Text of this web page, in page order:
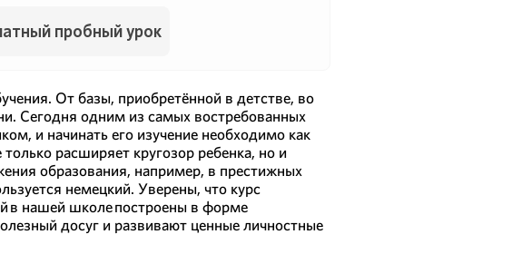
пробный урок
От базы, приобретённой в детстве, во
Сегодня одним из самых востребованных
и начинать его изучение необходимо как
расширяет кругозор ребенка, но и
образования, например, в престижных
немецкий. Уверены, что курс
в нашей школе построены в форме
досуг и развивают ценные личностные